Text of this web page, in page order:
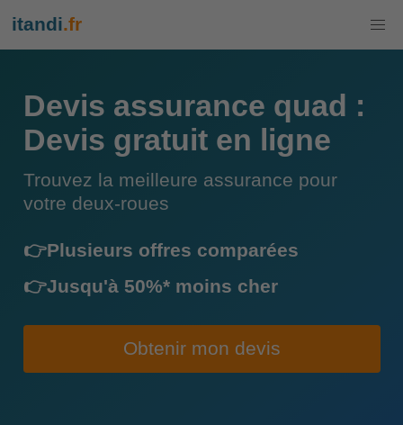
itandi.fr
Devis assurance quad :
Devis gratuit en ligne
Trouvez la meilleure assurance pour
votre deux-roues
👉Plusieurs offres comparées
👉Jusqu'à 50%* moins cher
Obtenir mon devis